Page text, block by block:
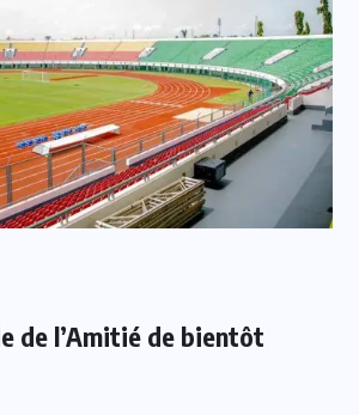
de l’Amitié de bientôt